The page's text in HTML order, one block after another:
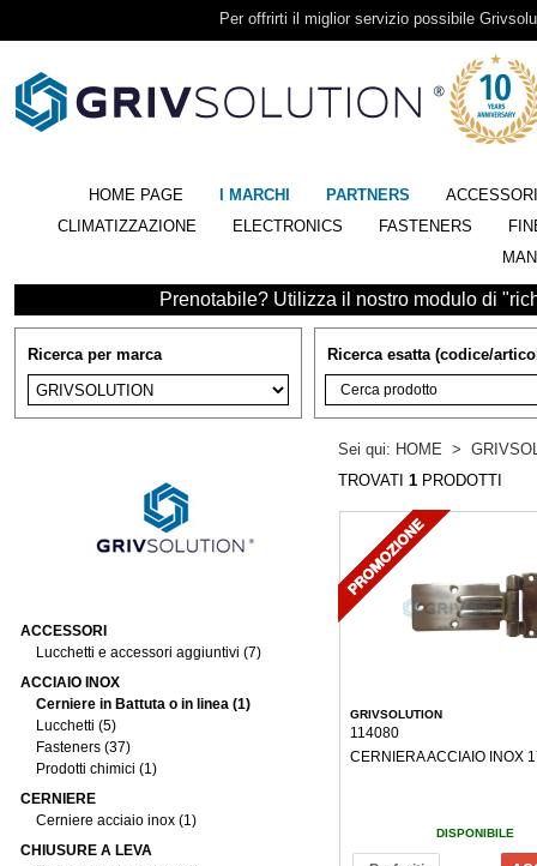
Per offrirti il miglior servizio possibile
HOME PAGE I MARCHI PARTNERS
ACCESSORI
CLIMATIZZAZIONE
ELECTRONICS FASTENERS
Prenotabile? Utilizza il nostro modulo di
Ricerca per marca Ricerca esatta (codice/
ACCESSORI
Lucchetti e accessori aggiuntivi (7)
ACCIAIO INOX
Cerniere in Battuta o in linea (1)
Lucchetti (5)
Fasteners (37)
Prodotti chimici (1)
CERNIERE
Cerniere acciaio inox (1)
CHIUSURE A LEVA
Sei qui: HOME >
TROVATI 1 PRODOTTI
GRIVSOLUTION
114080
CERNIERA ACCIAIO INOX
DISPONIBILE